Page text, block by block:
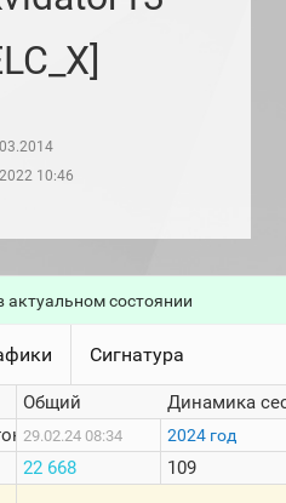
10:46
актуальном состоянии
Сигнатура
Общий
29.02.24 08:34
22 668
Динамика
2024 год
109